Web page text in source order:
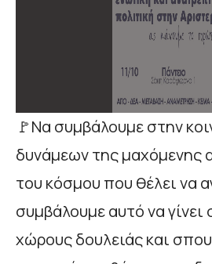
🚩Να συμβάλουμε στην
δυνάμεων της μαχόμενης
του κόσμου που θέλει να
συμβάλουμε αυτό να γίνει
χώρους δουλειάς και